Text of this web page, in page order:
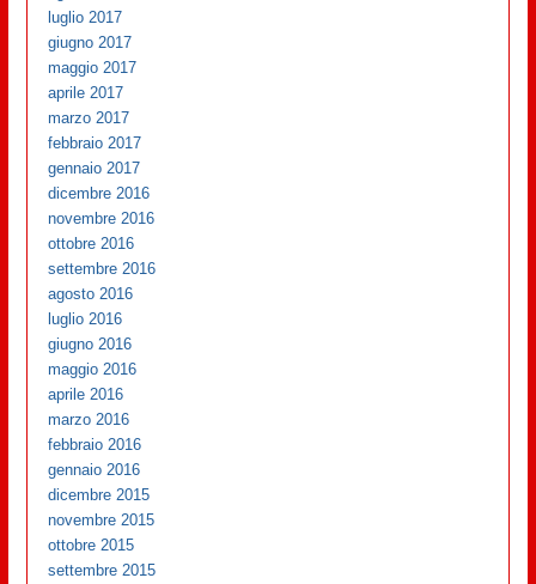
luglio 2017
giugno 2017
maggio 2017
aprile 2017
marzo 2017
febbraio 2017
gennaio 2017
dicembre 2016
novembre 2016
ottobre 2016
settembre 2016
agosto 2016
luglio 2016
giugno 2016
maggio 2016
aprile 2016
marzo 2016
febbraio 2016
gennaio 2016
dicembre 2015
novembre 2015
ottobre 2015
settembre 2015